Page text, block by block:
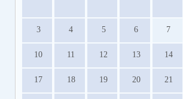
3 4 5 6 7
10 11 12 13 14
17 18 19 20 21